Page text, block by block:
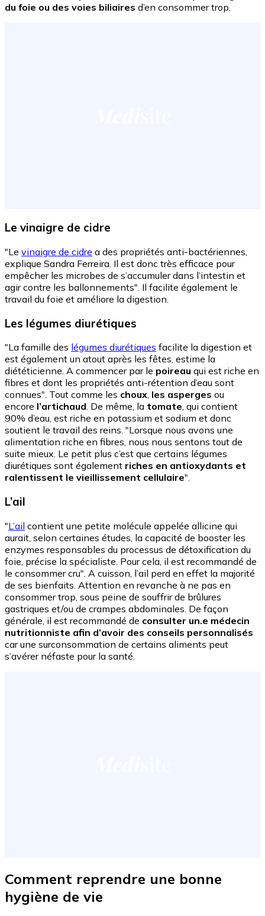
du foie ou des voies biliaires d’en consommer trop.
Le vinaigre de cidre
"Le vinaigre de cidre a des propriétés anti-bactériennes,
explique Sandra Ferreira. Il est donc très efficace pour
empêcher les microbes de s’accumuler dans l’intestin et
agir contre les ballonnements". Il facilite également le
travail du foie et améliore la digestion.
Les légumes diurétiques
"La famille des légumes diurétiques facilite la digestion et
est également un atout après les fêtes, estime la
diététicienne. A commencer par le poireau qui est riche en
fibres et dont les propriétés anti-rétention d’eau sont
connues". Tout comme les choux, les asperges ou
encore l’artichaud. De même, la tomate, qui contient
90% d’eau, est riche en potassium et sodium et donc
soutient le travail des reins. "Lorsque nous avons une
alimentation riche en fibres, nous nous sentons tout de
suite mieux. Le petit plus c’est que certains légumes
diurétiques sont également riches en antioxydants et
ralentissent le vieillissement cellulaire".
L’ail
"L’ail contient une petite molécule appelée allicine qui
aurait, selon certaines études, la capacité de booster les
enzymes responsables du processus de détoxification du
foie, précise la spécialiste. Pour cela, il est recommandé de
le consommer cru". A cuisson, l’ail perd en effet la majorité
de ses bienfaits. Attention en revanche à ne pas en
consommer trop, sous peine de souffrir de brûlures
gastriques et/ou de crampes abdominales. De façon
générale, il est recommandé de consulter un.e médecin
nutritionniste afin d’avoir des conseils personnalisés
car une surconsommation de certains aliments peut
s’avérer néfaste pour la santé.
Comment reprendre une bonne
hygiène de vie